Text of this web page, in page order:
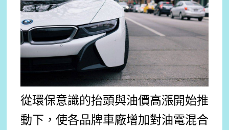
從環保意識的抬頭與油價高漲開始推
動下，使各品牌車廠增加對油電混合